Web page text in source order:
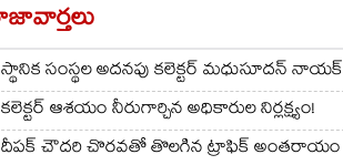
స్థానిక సంస్థల అదనపు కలెక్టర్ మధుసూదన్ నాయక్
కలెక్టర్ ఆశయం నీరుగార్చిన అధికారుల నిర్లక్ష్యం!
దీపక్ చౌదరి చొరవతో తొలగిన ట్రాఫిక్‌ అంతరాయం